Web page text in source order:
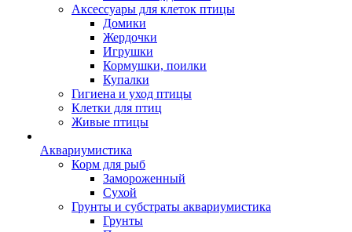
Аксессуары для клеток птицы
Домики
Жердочки
Игрушки
Кормушки, поилки
Купалки
Гигиена и уход птицы
Клетки для птиц
Живые птицы
Аквариумистика
Корм для рыб
Замороженный
Сухой
Грунты и субстраты аквариумистика
Грунты